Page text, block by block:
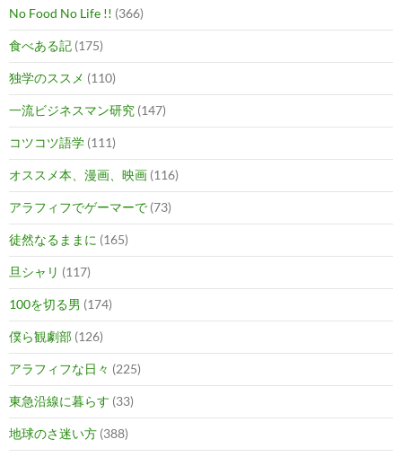
No Food No Life !! (366)
食べある記 (175)
独学のススメ (110)
一流ビジネスマン研究 (147)
コツコツ語学 (111)
オススメ本、漫画、映画 (116)
アラフィフでゲーマーで (73)
徒然なるままに (165)
旦シャリ (117)
100を切る男 (174)
僕ら観劇部 (126)
アラフィフな日々 (225)
東急沿線に暮らす (33)
地球のさ迷い方 (388)